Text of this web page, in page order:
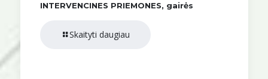
INTERVENCINES PRIEMONES, gairės
Skaityti daugiau